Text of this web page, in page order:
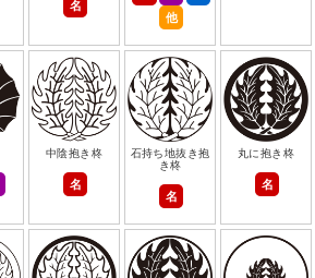
名
他
中陰抱き柊
名
石持ち地抜き抱
き柊
名
丸に抱き柊
名